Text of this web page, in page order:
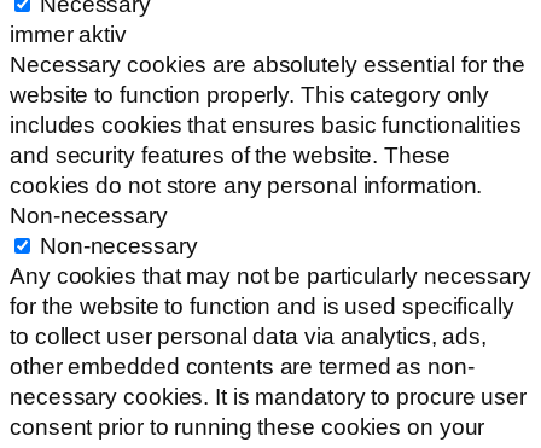
immer aktiv
Necessary cookies are absolutely essential for the
website to function properly. This category only
includes cookies that ensures basic functionalities
and security features of the website. These
cookies do not store any personal information.
Non-necessary
Non-necessary
Any cookies that may not be particularly necessary
for the website to function and is used specifically
to collect user personal data via analytics, ads,
other embedded contents are termed as non-
necessary cookies. It is mandatory to procure user
consent prior to running these cookies on your